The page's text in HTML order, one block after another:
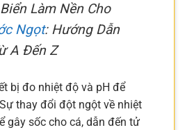
Làm Nền Cho
Ngọt: Hướng Dẫn
A Đến Z
bị đo nhiệt độ và pH để
thay đổi đột ngột về nhiệt
gây sốc cho cá, dẫn đến tử